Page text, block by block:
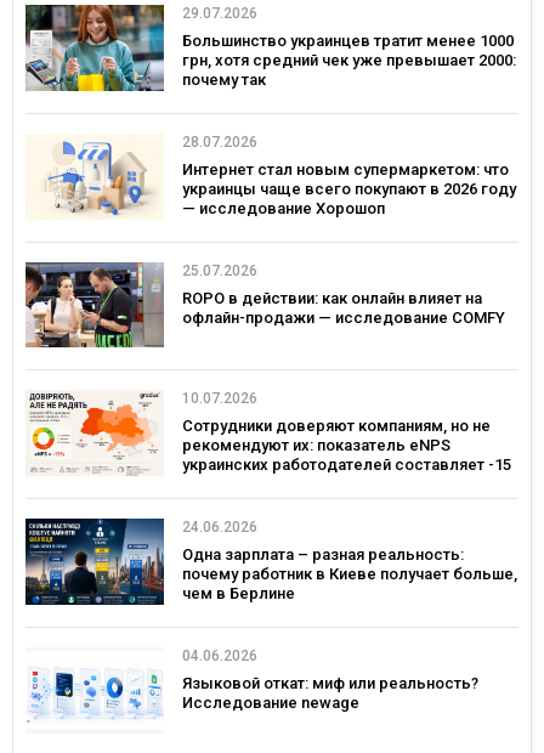
29.07.2026
Большинство украинцев тратит менее 1000
грн, хотя средний чек уже превышает 2000:
почему так
28.07.2026
Интернет стал новым супермаркетом: что
украинцы чаще всего покупают в 2026 году
— исследование Хорошоп
25.07.2026
ROPO в действии: как онлайн влияет на
офлайн-продажи — исследование COMFY
10.07.2026
Сотрудники доверяют компаниям, но не
рекомендуют их: показатель eNPS
украинских работодателей составляет -15
24.06.2026
Одна зарплата – разная реальность:
почему работник в Киеве получает больше,
чем в Берлине
04.06.2026
Языковой откат: миф или реальность?
Исследование newage